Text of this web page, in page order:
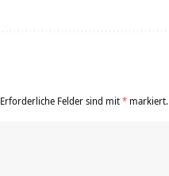
Erforderliche Felder sind mit* markiert.